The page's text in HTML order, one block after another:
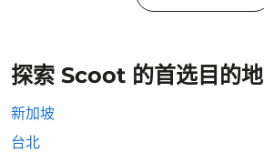
探索 Scoot 的首选目的地
新加坡
台北